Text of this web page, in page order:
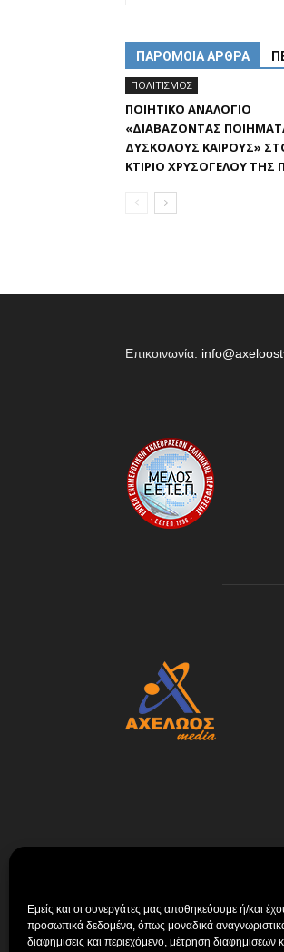
Εμείς και οι συνεργάτες μας αποθηκεύουμε ή/και
προσωπικά δεδομένα, όπως μοναδικά
διαφημίσεις και περιεχόμενο, μέτρηση
ΠΑΡΟΜΟΙΑ ΑΡΘΡΑ
ΠΟΛΙΤΙΣΜΟΣ
ΠΟΙΗΤΙΚΌ ΑΝΑΛΌΓΙΟ
«ΔΙΑΒΆΖΟΝΤΑΣ
ΔΎΣΚΟΛΟΥΣ ΚΑΙΡΟΎΣ»
ΚΤΊΡΙΟ ΧΡΥΣΌΓΕΛΟΥ ΤΗΣ
Επικοινωνία: